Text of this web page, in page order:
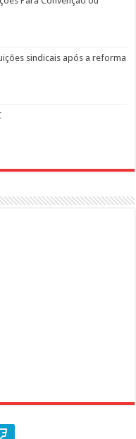
sindicais após a reforma